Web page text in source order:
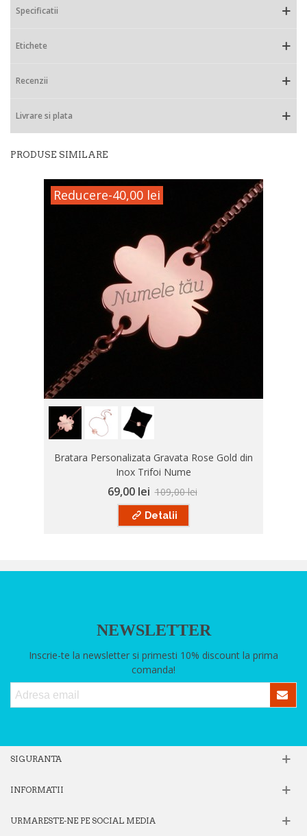
Specificatii
Etichete
Recenzii
Livrare si plata
PRODUSE SIMILARE
Reducere-40,00 lei
Bratara Personalizata Gravata Rose Gold din
Inox Trifoi Nume
69,00 lei 109,00 lei
Detalii
NEWSLETTER
Inscrie-te la newsletter si primesti 10% discount la prima
comanda!
SIGURANTA
INFORMATII
URMARESTE-NE PE SOCIAL MEDIA